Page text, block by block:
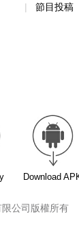
節目投稿
Download
公司版權所有